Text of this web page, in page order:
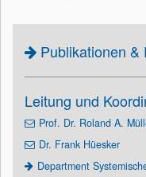
Publikationen &
Leitung und
Prof. Dr. Roland A.
Dr. Frank Hüesker
Department